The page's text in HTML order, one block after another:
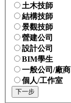
土木技師
結構技師
景觀技師
營建公司
設計公司
BIM學生
一般公司/廠商
個人/工作室
下一步